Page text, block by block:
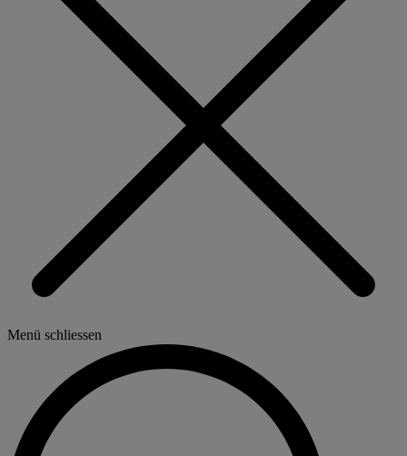
Menü schliessen